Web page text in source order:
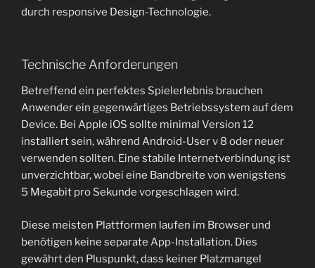
durch responsive Design-Technologie.
Technische Anforderungen
Betreffend ein perfektes Spielerlebnis brauchen
Anwender ein gegenwärtiges Betriebssystem auf dem
Device. Bei Apple iOS sollte minimal Version 12
installiert sein, während Android-User v 8 oder neuer
verwenden sollten. Eine stabile Internetverbindung ist
unverzichtbar, wobei eine Bandbreite von wenigstens
5 Megabit pro Sekunde vorgeschlagen wird.
Diese meisten Plattformen laufen im Browser und
benötigen keine separate App-Installation. Dies
gewährt den Pluspunkt, dass keiner Platzmangel